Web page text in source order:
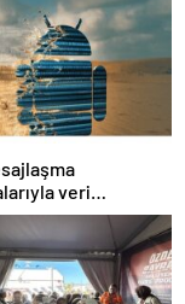
veri
Haber Şafak